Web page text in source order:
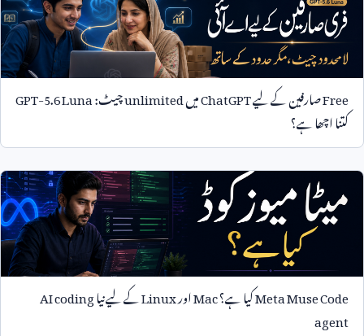
Freeصارفین کے لیےChatGPTمیںunlimitedچیٹ:GPT-5.6 Luna
کتنا اچھا ہے؟
Meta Muse Codeکیا ہے؟MacاورLinuxکے لیے نیاAI coding
agent